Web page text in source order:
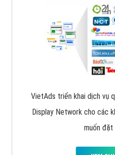
Quảng cáo trên
VietAds cùng bạn tìm